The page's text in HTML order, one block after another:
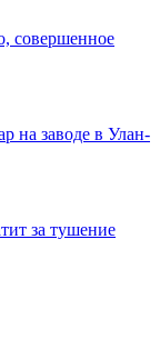
совершенное
на заводе в Улан-
за тушение